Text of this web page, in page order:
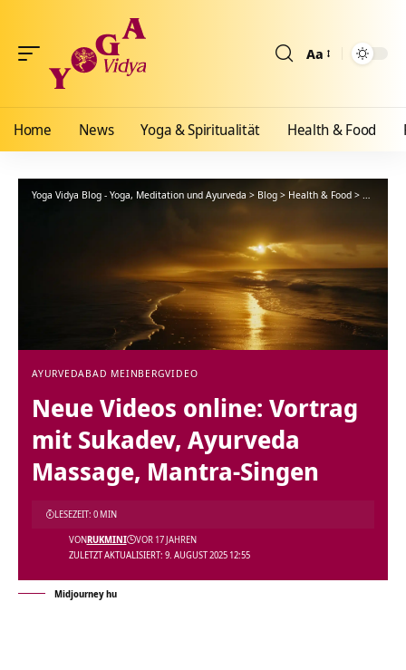
Aa
Home News Yoga & Spiritualität Health & Food
Yoga Vidya Blog - Yoga, Meditation und Ayurveda > Blog > Health & Food > Ayurveda
AYURVEDABAD MEINBERGVIDEO
Neue Videos online: Vortrag
mit Sukadev, Ayurveda
Massage, Mantra-Singen
ZULETZT AKTUALISIERT: 9. AUGUST 2025 12:55
VONRUKMINI VOR 17 JAHREN
LESEZEIT: 0 MIN
Midjourney hu